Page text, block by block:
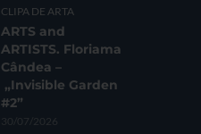
CLIPA DE ARTA
ARTS and
ARTISTS. Floriama
Cândea –
„Invisible Garden
#2”
30/07/2026